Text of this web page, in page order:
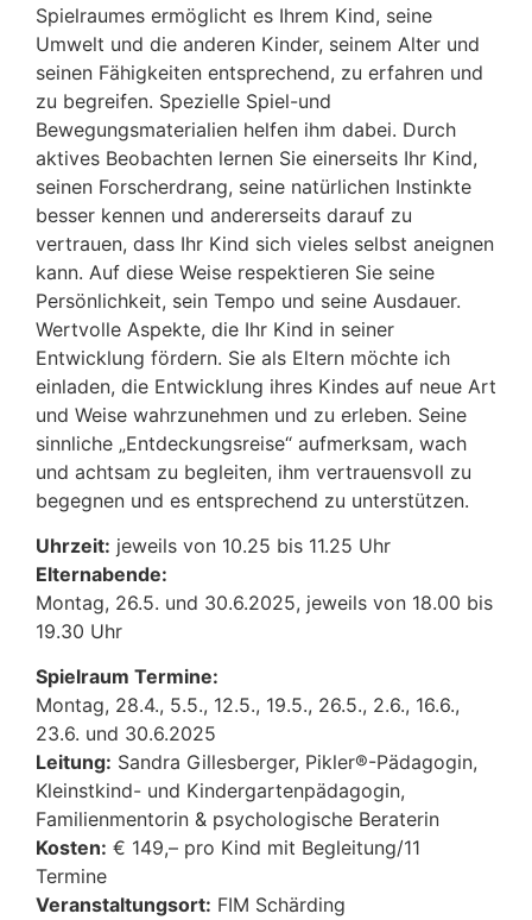
Spielraumes ermöglicht es Ihrem Kind, seine
Umwelt und die anderen Kinder, seinem Alter und
seinen Fähigkeiten entsprechend, zu erfahren und
zu begreifen. Spezielle Spiel-und
Bewegungsmaterialien helfen ihm dabei. Durch
aktives Beobachten lernen Sie einerseits Ihr Kind,
seinen Forscherdrang, seine natürlichen Instinkte
besser kennen und andererseits darauf zu
vertrauen, dass Ihr Kind sich vieles selbst aneignen
kann. Auf diese Weise respektieren Sie seine
Persönlichkeit, sein Tempo und seine Ausdauer.
Wertvolle Aspekte, die Ihr Kind in seiner
Entwicklung fördern. Sie als Eltern möchte ich
einladen, die Entwicklung ihres Kindes auf neue Art
und Weise wahrzunehmen und zu erleben. Seine
sinnliche „Entdeckungsreise“ aufmerksam, wach
und achtsam zu begleiten, ihm vertrauensvoll zu
begegnen und es entsprechend zu unterstützen.
Uhrzeit: jeweils von 10.25 bis 11.25 Uhr
Elternabende:
Montag, 26.5. und 30.6.2025, jeweils von 18.00 bis
19.30 Uhr
Spielraum Termine:
Montag, 28.4., 5.5., 12.5., 19.5., 26.5., 2.6., 16.6.,
23.6. und 30.6.2025
Leitung: Sandra Gillesberger, Pikler®-Pädagogin,
Kleinstkind- und Kindergartenpädagogin,
Familienmentorin & psychologische Beraterin
Kosten: € 149,– pro Kind mit Begleitung/11
Termine
Veranstaltungsort: FIM Schärding